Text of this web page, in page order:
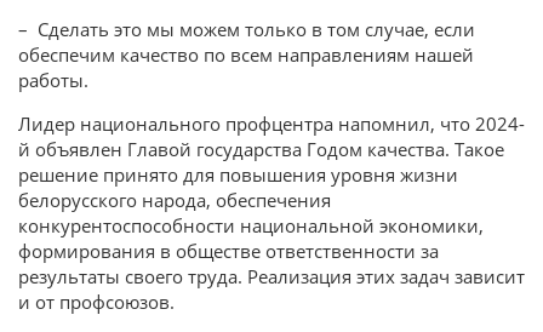
– Сделать это мы можем только в том случае, если
обеспечим качество по всем направлениям нашей
работы.
Лидер национального профцентра напомнил, что 2024-
й объявлен Главой государства Годом качества. Такое
решение принято для повышения уровня жизни
белорусского народа, обеспечения
конкурентоспособности национальной экономики,
формирования в обществе ответственности за
результаты своего труда. Реализация этих задач зависит
и от профсоюзов.